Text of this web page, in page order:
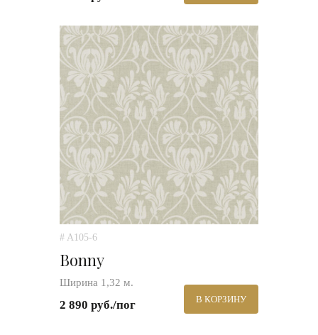
# A105-6
Bonny
Ширина 1,32 м.
2 890 руб./пог В КОРЗИНУ